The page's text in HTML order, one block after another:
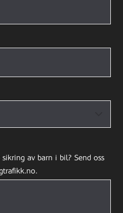
av barn i bil? Send oss